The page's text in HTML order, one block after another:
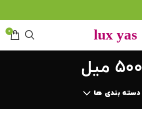
0
۵۰۰ میل
دسته بندی ها